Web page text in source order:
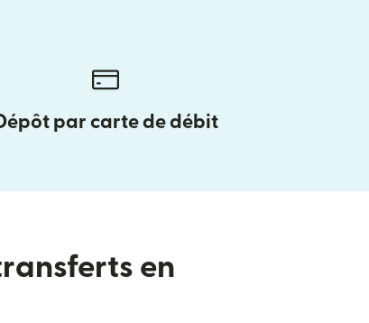
par carte de débit
en